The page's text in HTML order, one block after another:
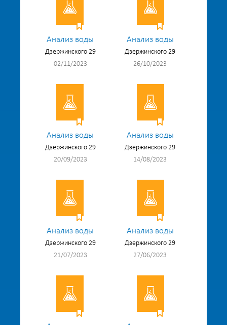
Анализ воды
Дзержинского 29
02/11/2023
Анализ воды
Дзержинского 29
26/10/2023
Анализ воды
Дзержинского 29
20/09/2023
Анализ воды
Дзержинского 29
14/08/2023
Анализ воды
Дзержинского 29
21/07/2023
Анализ воды
Дзержинского 29
27/06/2023